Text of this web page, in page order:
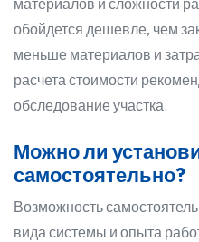
материалов и сложности
обойдется дешевле, чем
меньше материалов и
расчета стоимости
обследование участка.
Можно ли
самостоятельно?
Возможность
вида системы и опыта